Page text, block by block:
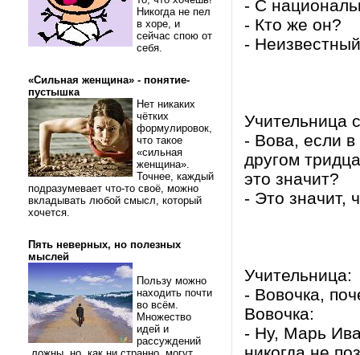
Никогда не пел
в хоре, и
сейчас спою от
себя.
«Сильная женщина» - понятие-
пустышка
Нет никаких
чётких
формулировок,
что такое
«сильная
женщина».
Точнее, каждый
подразумевает что-то своё, можно
вкладывать любой смысл, который
хочется.
Пять неверных, но полезных
мыслей
Пользу можно
находить почти
во всём.
Множество
идей и
рассуждений
- С
- Кто же он?
-
Учительница
- Вова, если
другом
это значит?
- Это значит,
Учительница:
- Вовочка,
Вовочка:
- Hу, Марь